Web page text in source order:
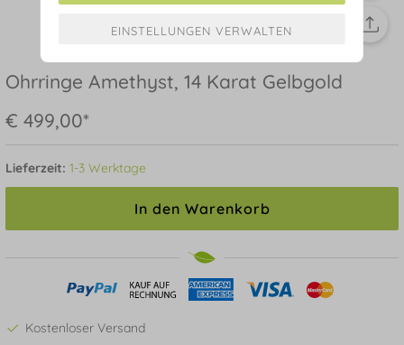
Ohrringe Amethyst, 14 Karat Gelbgold
€ 499,00*
Lieferzeit: 1-3 Werktage
In den Warenkorb
Kostenloser Versand